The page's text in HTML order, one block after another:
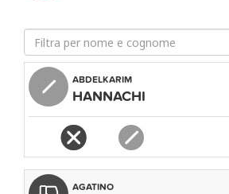
NOME
E
ADESIONE
PIATTAFORMAAPPROVATO
ABDELKARIM
HANNACHI
AGATINO